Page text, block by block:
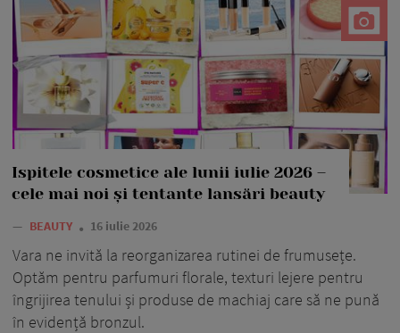
Ispitele cosmetice ale lunii iulie 2026 –
cele mai noi și tentante lansări beauty
— BEAUTY 16 iulie 2026
Vara ne invită la reorganizarea rutinei de frumusețe.
Optăm pentru parfumuri florale, texturi lejere pentru
îngrijirea tenului și produse de machiaj care să ne pună
în evidență bronzul.